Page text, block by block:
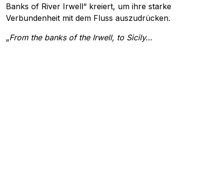
Banks of River Irwell“ kreiert, um ihre starke
Verbundenheit mit dem Fluss auszudrücken.
„From the banks of the Irwell, to Sicily…